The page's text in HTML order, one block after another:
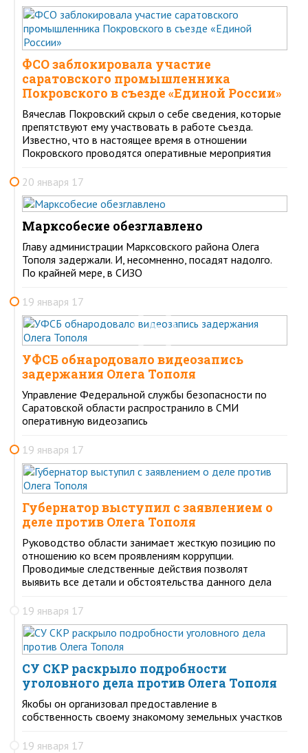
ФСО заблокировала участие
саратовского промышленника
Покровского в съезде «Единой России»
Вячеслав Покровский скрыл о себе сведения, которые
препятствуют ему участвовать в работе съезда.
Известно, что в настоящее время в отношении
Покровского проводятся оперативные мероприятия
20 января 17
Марксобесие обезглавлено
Главу администрации Марксовского района Олега
Тополя задержали. И, несомненно, посадят надолго.
По крайней мере, в СИЗО
19 января 17
УФСБ обнародовало видеозапись
задержания Олега Тополя
Управление Федеральной службы безопасности по
Саратовской области распространило в СМИ
оперативную видеозапись
19 января 17
Губернатор выступил с заявлением о
деле против Олега Тополя
Руководство области занимает жесткую позицию по
отношению ко всем проявлениям коррупции.
Проводимые следственные действия позволят
выявить все детали и обстоятельства данного дела
19 января 17
СУ СКР раскрыло подробности
уголовного дела против Олега Тополя
Якобы он организовал предоставление в
собственность своему знакомому земельных участков
19 января 17